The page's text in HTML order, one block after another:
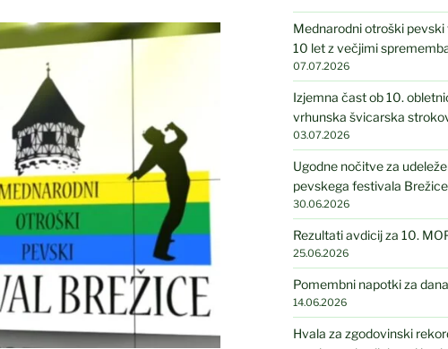
Mednarodni otroški
10 let z večjimi
07.07.2026
Izjemna čast ob 10.
vrhunska švicarska
03.07.2026
Ugodne nočitve za
pevskega festivala
30.06.2026
Rezultati avdicij za 10.
25.06.2026
Pomembni napotki za
14.06.2026
Hvala za zgodovinski